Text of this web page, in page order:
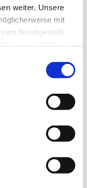
weiter. Unsere
mit
bereitgestellt